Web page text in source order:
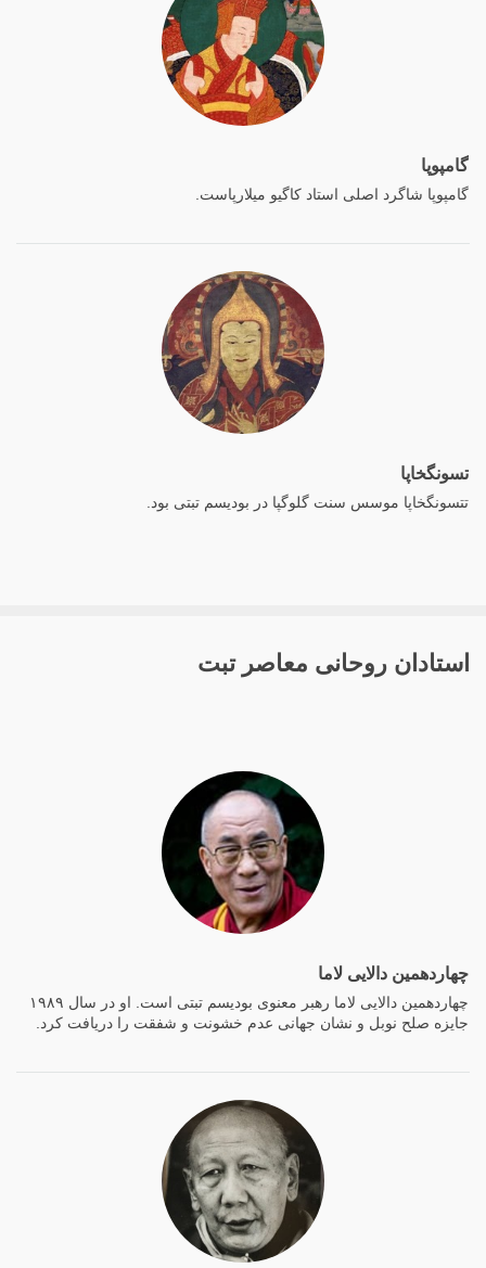
گامپوپا
گامپوپا شاگرد اصلی استاد کاگیو میلارپاست.
تسونگخاپا
تتسونگخاپا موسس سنت گلوگپا در بودیسم تبتی بود.
استادان روحانی معاصر تبت
چهاردهمین دالایی لاما
چهاردهمین دالایی لاما رهبر معنوی بودیسم تبتی است. او در سال ۱۹۸۹
جایزه صلح نوبل و نشان جهانی عدم خشونت و شفقت را دریافت کرد.